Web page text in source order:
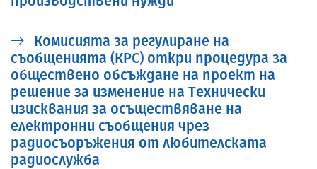
Комисията за регулиране на
съобщенията (КРС) откри процедура за
обществено обсъждане на проект на
решение за изменение на Tехнически
изисквания за осъществяване на
електронни съобщения чрез
радиосъоръжения от любителската
радиослужба